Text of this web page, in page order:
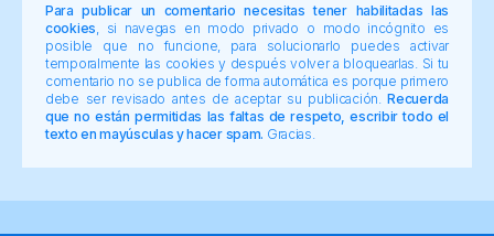
Para publicar un comentario necesitas tener habilitadas las
cookies , si navegas en modo privado o modo incógnito es
posible que no funcione, para solucionarlo puedes activar
temporalmente las cookies y después volver a bloquearlas. Si tu
comentario no se publica de forma automática es porque primero
debe ser revisado antes de aceptar su publicación.Recuerda
que no están permitidas las faltas de respeto, escribir todo el
texto en mayúsculas y hacer spam. Gracias.